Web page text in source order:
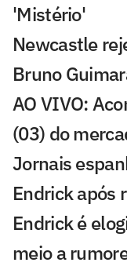
'Mistério'
Newcastle
Bruno
AO VIVO:
(03) do
Jornais
Endrick após
Endrick é
meio a